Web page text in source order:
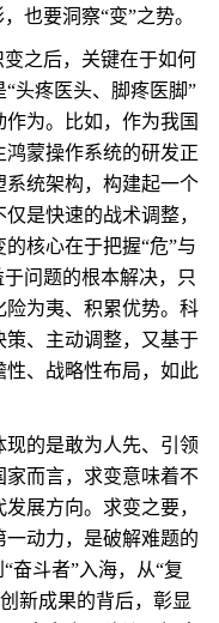
也要洞察“变”之势。
之后，关键在于如何
头疼医头、脚疼医脚”
为。比如，作为我国
蒙操作系统的研发正
统架构，构建起一个
是快速的战术调整，
核心在于把握“危”与
问题的根本解决，只
为夷、积累优势。科
、主动调整，又基于
、战略性布局，如此
的是敢为人先、引领
而言，求变意味着不
展方向。求变之要，
动力，是破解难题的
奋斗者”入海，从“复
新成果的背后，彰显